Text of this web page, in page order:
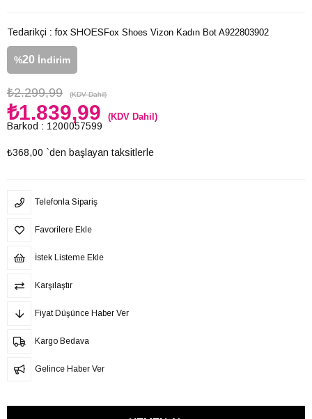
Tedarikçi : fox SHOES
%20 İndirim
₺2.299,99 (KDV Dahil)
₺1.839,99 (KDV Dahil)
Barkod : 1200057599
₺368,00 `den başlayan taksitlerle
Fox Shoes Vizon Kadın Bot A922803902
Telefonla Sipariş
Favorilere Ekle
İstek Listeme Ekle
Karşılaştır
Fiyat Düşünce Haber Ver
Kargo Bedava
Gelince Haber Ver